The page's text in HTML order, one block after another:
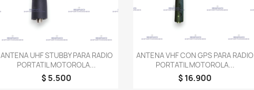
Vista rápida
ANTENA UHF STUBBY PARA RADIO
PORTATIL MOTOROLA...
$ 5.500
Vista rápida
ANTENA VHF CON GPS PARA RADIO
PORTATIL MOTOROLA...
$ 16.900